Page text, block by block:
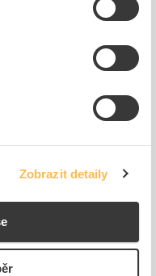
Zobrazit detaily
Hrot HR5 Cu pájecí
Kč/ks